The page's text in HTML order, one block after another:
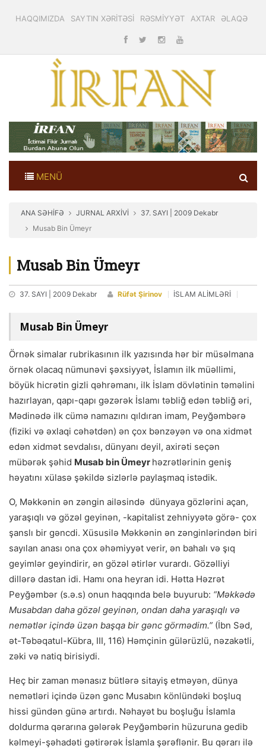
HAQQIMIZDA SAYTIN XƏRİTƏSİ RƏSMİYYƏT AXTAR ƏLAQƏ
MENÜ
ANA SƏHİFƏ JURNAL ARXİVİ
37. SAYI | 2009 Dekabr
Musab Bin Ümeyr
Musab Bin Ümeyr
37. SAYI | 2009 Dekabr Rüfət Şirinov İSLAM ALİMLƏRİ
Musab Bin Ümeyr
Örnək simalar rubrikasının ilk yazısında hər bir müsəlmana
örnək olacaq nümunəvi şəxsiyyət, İslamın ilk müəllimi,
böyük hicrətin gizli qəhrəmanı, ilk İslam dövlətinin təməlini
hazırlayan, qapı-qapı gəzərək İslamı təbliğ edən təbliğ əri,
Mədinədə ilk cümə namazını qıldıran imam, Peyğəmbərə
(fiziki və əxlaqi cəhətdən) ən çox bənzəyən və ona xidmət
edən xidmət sevdalısı, dünyanı deyil, axirəti seçən
mübərək şəhid Musab bin Ümeyr həzrətlərinin geniş
həyatını xülasə şəkildə sizlərlə paylaşmaq istədik.
O, Məkkənin ən zəngin ailəsində dünyaya gözlərini açan,
yaraşıqlı və gözəl geyinən, -kapitalist zehniyyətə görə- çox
şanslı bir gəncdi. Xüsusilə Məkkənin ən zənginlərindən biri
sayılan anası ona çox əhəmiyyət verir, ən bahalı və şıq
geyimlər geyindirir, ən gözəl ətirlər vurardı. Gözəlliyi
dillərə dastan idi. Hamı ona heyran idi. Hətta Həzrət
Peyğəmbər (s.ə.s) onun haqqında belə buyurub: “Məkkədə
Musabdan daha gözəl geyinən, ondan daha yaraşıqlı və
nemətlər içində üzən başqa bir gənc görmədim.” (İbn Səd,
ət-Təbəqatul-Kübra, III, 116) Həmçinin gülərüzlü, nəzakətli,
zəki və natiq birisiydi.
Heç bir zaman mənasız bütlərə sitayiş etməyən, dünya
nemətləri içində üzən gənc Musabın könlündəki boşluq
hissi gündən günə artırdı. Nəhayət bu boşluğu İslamla
doldurma qərarına gələrək Peyğəmbərin hüzuruna gedib
kəlmeyi-şəhadəti gətirərək İslamla şərəflənir. Bu qərarı ilə